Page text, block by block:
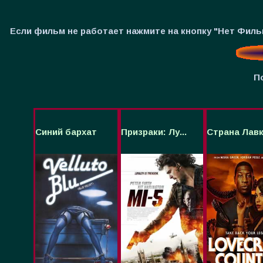
Если фильм не работает нажмите на кнопку "Нет
Синий бархат Призраки: Лу... Страна